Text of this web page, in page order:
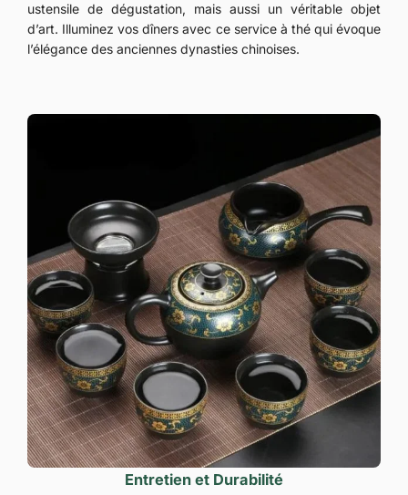
ustensile de dégustation, mais aussi un véritable objet
d’art. Illuminez vos dîners avec ce service à thé qui évoque
l’élégance des anciennes dynasties chinoises.
Entretien et Durabilité